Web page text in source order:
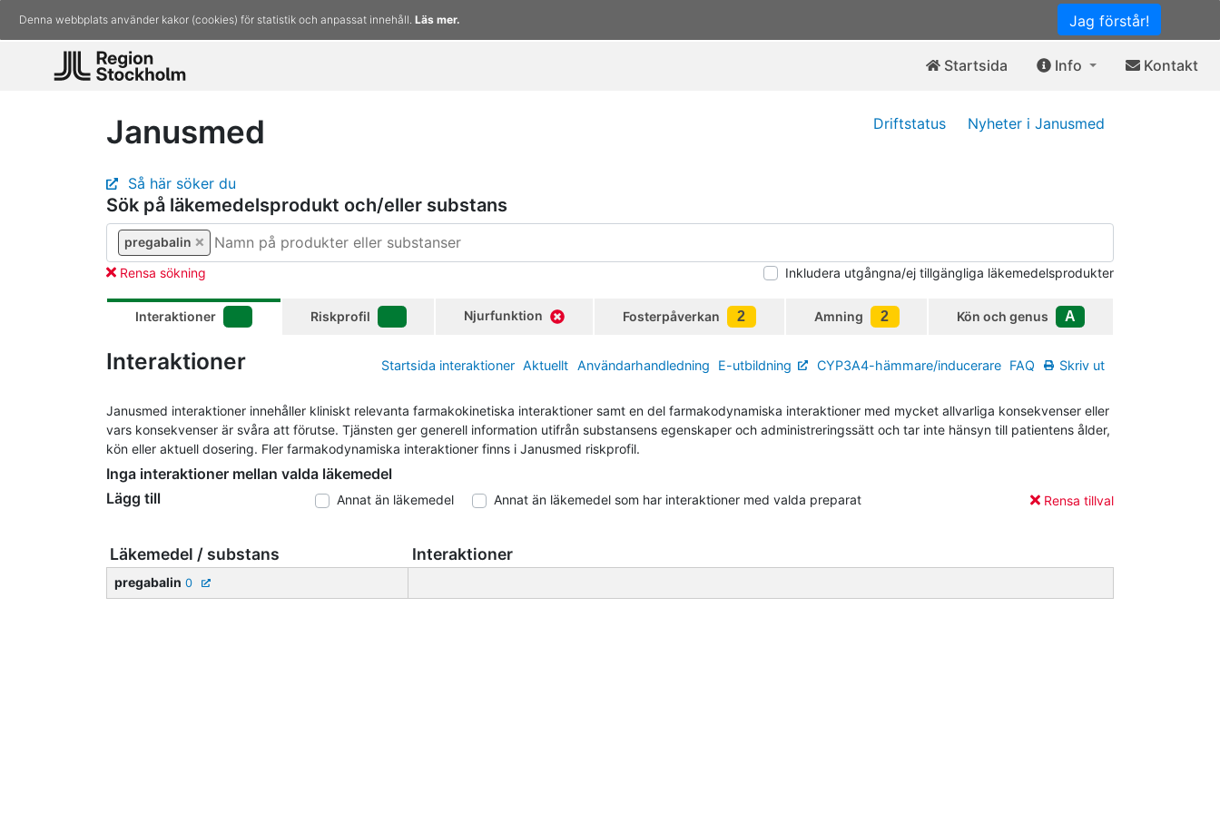
Jag förstår!
Denna webbplats använder kakor (cookies) för statistik och anpassat innehåll. Läs mer.
Startsida Info Kontakt
Janusmed Driftstatus Nyheter i Janusmed
Så här söker du
Sök på läkemedelsprodukt och/eller substans
pregabalin
pregabalin ×
Rensa sökning Inkludera utgångna/ej tillgängliga läkemedelsprodukter
Interaktioner Riskprofil Njurfunktion Fosterpåverkan 2 Amning 2 Kön och genus A
Interaktioner Startsida interaktioner Aktuellt Användarhandledning E-utbildning CYP3A4-hämmare/inducerare FAQ Skriv ut
Janusmed interaktioner innehåller kliniskt relevanta farmakokinetiska interaktioner samt en del farmakodynamiska interaktioner med mycket allvarliga konsekvenser eller
vars konsekvenser är svåra att förutse. Tjänsten ger generell information utifrån substansens egenskaper och administreringssätt och tar inte hänsyn till patientens ålder,
kön eller aktuell dosering. Fler farmakodynamiska interaktioner finns i Janusmed riskprofil.
Inga interaktioner mellan valda läkemedel
Lägg till
Annat än läkemedel Annat än läkemedel som har interaktioner med valda preparat Rensa tillval
Läkemedel / substans Interaktioner
pregabalin 0